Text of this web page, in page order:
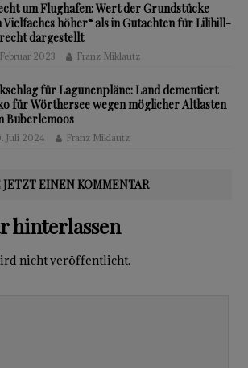
um Flughafen: Wert der Grundstücke
Vielfaches höher“ als in Gutachten für Lilihill-
dargestellt
2023 Franz Miklautz
für Lagunenpläne: Land dementiert
für Wörthersee wegen möglicher Altlasten
Buberlemoos
Juli 2024 Franz Miklautz
EINEN KOMMENTAR
hinterlassen
nicht veröffentlicht.